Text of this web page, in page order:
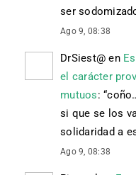
ser
Ago 9, 08:38
DrSiest@ en
el carácter
mutuos: “
si que se los
solidaridad a
Ago 9, 08:38